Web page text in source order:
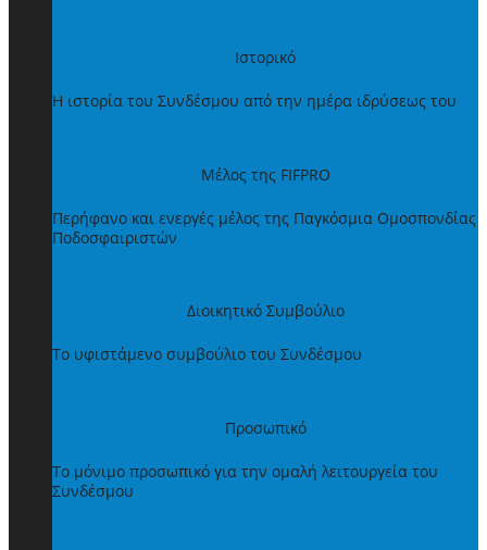
Ιστορικό
Η ιστορία του Συνδέσμου από την ημέρα ιδρύσεως του
Μέλος της FIFPRO
Περήφανο και ενεργές μέλος της Παγκόσμια Ομοσπονδίας
Ποδοσφαιριστών
Διοικητικό Συμβούλιο
Το υφιστάμενο συμβούλιο του Συνδέσμου
Προσωπικό
Το μόνιμο προσωπικό για την ομαλή λειτουργεία του
Συνδέσμου